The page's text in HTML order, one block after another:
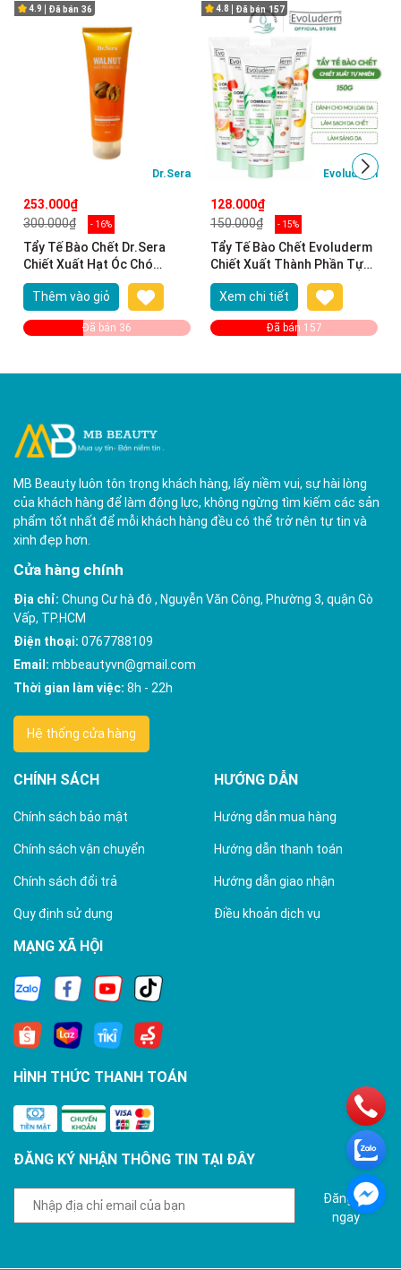
4.9 Đã bán 36
Dr.Sera
253.000₫
300.000₫
- 16%
Tẩy Tế Bào Chết Dr.Sera
Chiết Xuất Hạt Óc Chó
100ml Walnut Face Peeling
Gel
Thêm vào giỏ
Đã bán 36
4.8 Đã bán 157
Evoluderm
128.000₫
150.000₫
- 15%
Tẩy Tế Bào Chết Evoluderm
Chiết Xuất Thành Phần Tự
Nhiên 150g
Xem chi tiết
Đã bán 157
MB Beauty luôn tôn trọng khách hàng, lấy niềm vui, sự hài lòng
của khách hàng để làm động lực, không ngừng tìm kiếm các sản
phẩm tốt nhất để mỗi khách hàng đều có thể trở nên tự tin và
xinh đẹp hơn.
Cửa hàng chính
Địa chỉ: Chung Cư hà đô , Nguyễn Văn Công, Phường 3, quận Gò
Vấp, TP.HCM
Điện thoại: 0767788109
Email: mbbeautyvn@gmail.com
Thời gian làm việc: 8h - 22h
Hệ thống cửa hàng
CHÍNH SÁCH
Chính sách bảo mật
Chính sách vận chuyển
Chính sách đổi trả
Quy định sử dụng
HƯỚNG DẪN
Hướng dẫn mua hàng
Hướng dẫn thanh toán
Hướng dẫn giao nhận
Điều khoản dịch vụ
MẠNG XÃ HỘI
HÌNH THỨC THANH TOÁN
ĐĂNG KÝ NHẬN THÔNG TIN TẠI ĐÂY
Đăng ký
ngay